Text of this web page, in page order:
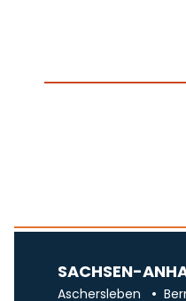
SACHSEN-
Aschersleben